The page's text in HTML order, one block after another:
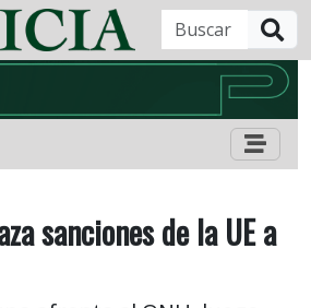
sanciones de la UE a